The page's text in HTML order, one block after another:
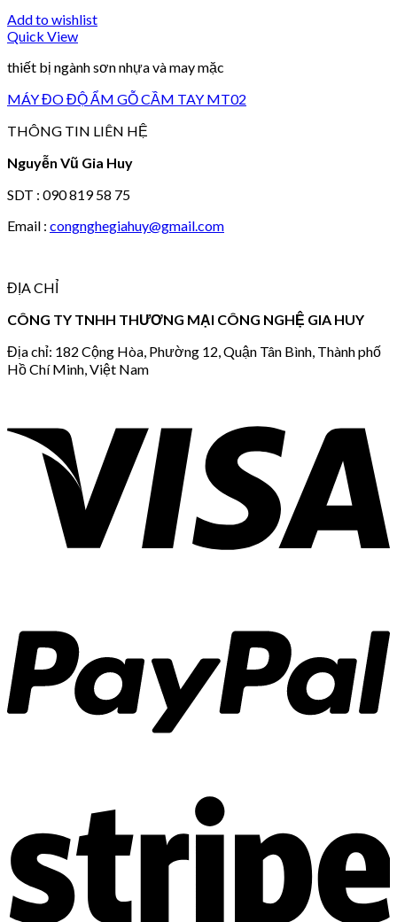
Add to wishlist
Quick View
thiết bị ngành sơn nhựa và may mặc
MÁY ĐO ĐỘ ẨM GỖ CẦM TAY MT02
THÔNG TIN LIÊN HỆ
Nguyễn Vũ Gia Huy
SDT : 090 819 58 75
Email : congnghegiahuy@gmail.com
ĐỊA CHỈ
CÔNG TY TNHH THƯƠNG MẠI CÔNG NGHỆ GIA HUY
Địa chỉ: 182 Cộng Hòa, Phường 12, Quận Tân Bình, Thành phố
Hồ Chí Minh, Việt Nam